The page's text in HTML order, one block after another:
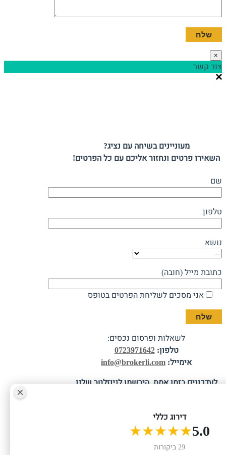
דירוג כללי
5.0
★★★★★
29 ביקורות
×
צור קשר
מעוניינים בשיחה עם נציג?
השאירו פרטים ונחזור אליכם עם כל הפרטים!
שם
טלפון
נושא
כתובת מייל (חובה)
אני מסכים לשליחת הפרטים בטופס
לשאלות ופרסום נכסים:
טלפון:0723971642
אימייל: info@brokerli.com
לעדכונים בזמן אמת, הירשמו לניוזלטר שלנו
אני מסכים לשליחת הפרטים בטופס